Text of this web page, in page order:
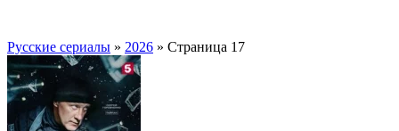
Русские сериалы » 2026 » Страница 17